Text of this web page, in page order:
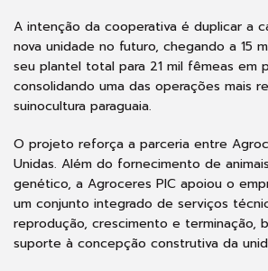
A intenção da cooperativa é duplicar a
nova unidade no futuro, chegando a 15
seu plantel total para 21 mil fêmeas em
consolidando uma das operações mais
suinocultura paraguaia.
O projeto reforça a parceria entre
Unidas. Além do fornecimento de
genético, a Agroceres PIC apoiou o
um conjunto integrado de serviços
reprodução, crescimento e terminação,
suporte à concepção construtiva da